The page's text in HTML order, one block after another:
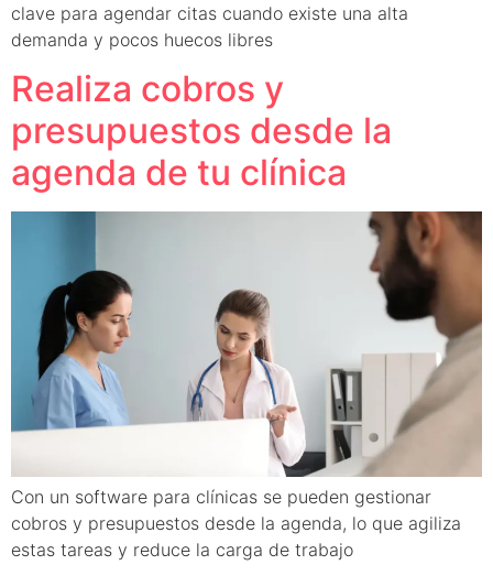
clave para agendar citas cuando existe una alta
demanda y pocos huecos libres
Realiza cobros y
presupuestos desde la
agenda de tu clínica
Con un software para clínicas se pueden gestionar
cobros y presupuestos desde la agenda, lo que agiliza
estas tareas y reduce la carga de trabajo